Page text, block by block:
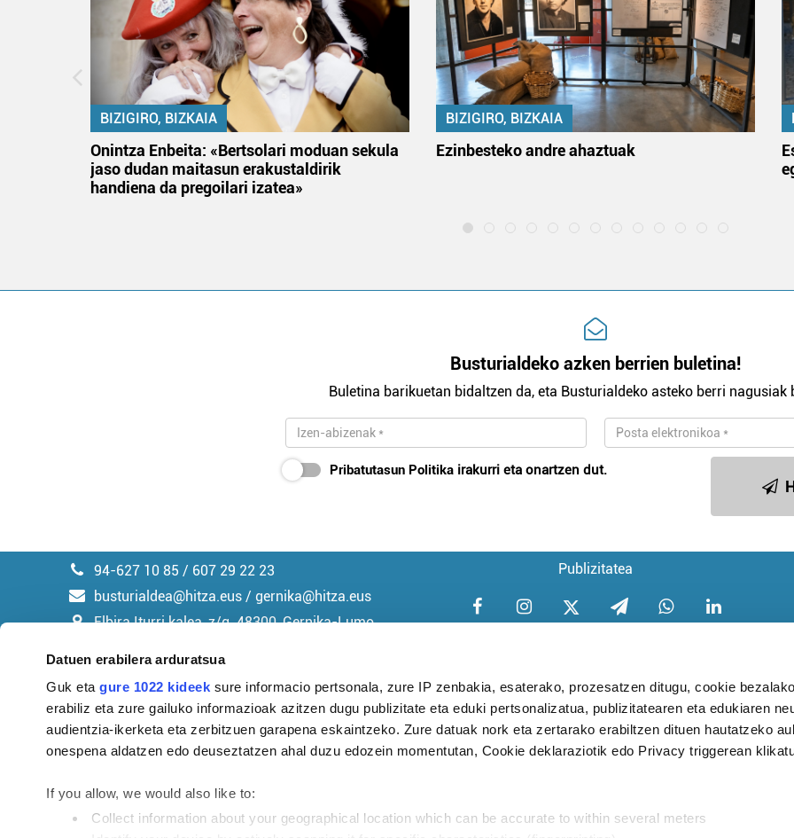
Datuen erabilera arduratsua
Guk etagure 1022 kideek sure informacio pertsonala, zure IP zenbakia, esaterako, prozesatzen ditugu, cookie
erabiliz eta zure gailuko informazioak azitzen dugu publizitate eta eduki pertsonalizatua, publizitatearen eta edukiaren
audientzia-ikerketa eta zerbitzuen garapena eskaintzeko. Zure datuak nork eta zertarako erabiltzen dituen hautatzeko
onespena aldatzen edo deuseztatzen ahal duzu edozein momentutan, Cookie deklaraziotik edo Privacy triggerean
If you allow, we would also like to:
Collect information about your geographical location which can be accurate to within several meters
BIZIGIRO, BIZKAIA
Onintza Enbeita: «Bertsolari moduan sekula
jaso dudan maitasun erakustaldirik
handiena da pregoilari izatea»
BIZIGIRO, BIZKAIA
Ezinbesteko andre ahaztuak
Busturialdeko azken berrien buletina!
Buletina barikuetan bidaltzen da, eta Busturialdeko asteko berri nagusiak
Pribatutasun Politika irakurri eta onartzen dut.
94-627 10 85 / 607 29 22 23
busturialdea@hitza.eus / gernika@hitza.eus
Elbira Iturri kalea, z/g. 48300, Gernika-Lumo
Publizitatea
Argitalpen politika Aniztasun politika Pribatutasun